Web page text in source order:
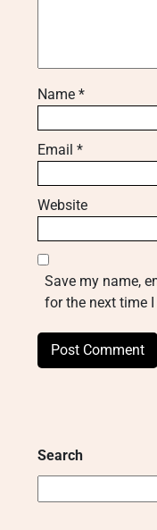
Name *
Email *
Website
Save my name,
for the next time
Search